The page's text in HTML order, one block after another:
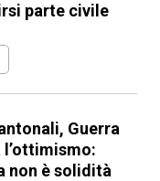
parte civile
Guerra
non è solidità